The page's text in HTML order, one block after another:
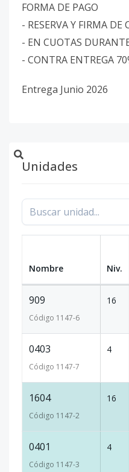
FORMA DE PAGO
- RESERVA Y FIRMA
- EN CUOTAS
- CONTRA ENTREGA
Entrega Junio 2026
Unidades
Nombre Niv.
909
Código 1147-6
16
0403
Código 1147-7
4
1604
Código 1147-2
16
0401
Código 1147-3
4